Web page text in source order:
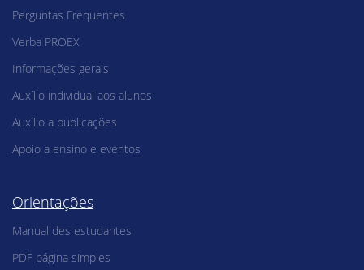
Perguntas Frequentes
Verba PROEX
Informações gerais
Auxílio individual aos alunos
Auxílio a publicações
Apoio a ensino e eventos
Orientações
Manual des estudantes
PDF página simples